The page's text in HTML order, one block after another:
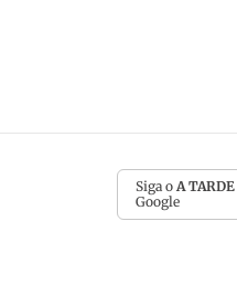
Siga o A TARDE
Google